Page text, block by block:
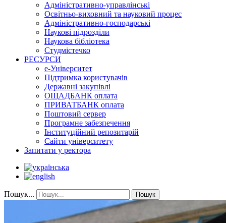
Адміністративно-управлінські
Освітньо-виховний та науковий процес
Адміністративно-господарські
Наукові підрозділи
Наукова бібліотека
Студмістечко
РЕСУРСИ
е-Університет
Підтримка користувачів
Державні закупівлі
ОЩАДБАНК оплата
ПРИВАТБАНК оплата
Поштовий сервер
Програмне забезпечення
Інституційний репозитарій
Сайти університету
Запитати у ректора
Пошук... Пошук